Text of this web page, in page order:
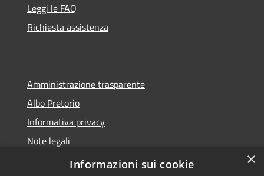
Leggi le FAQ
Richiesta assistenza
Amministrazione trasparente
Albo Pretorio
Informativa privacy
Note legali
Dichiarazione di accessibilità
×
Informazioni sui cookie